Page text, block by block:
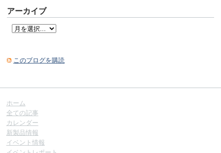
アーカイブ
このブログを購読
ホーム
全ての記事
カレンダー
新製品情報
イベント情報